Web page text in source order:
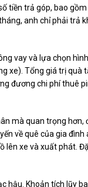
tiền trả góp, bao
anh chỉ phải trả
vay và lựa chọn
xe). Tổng giá trị quà
đương chi phí thuê
mà quan trọng hơn,
về quê của gia
lên xe và xuất phát.
hậu. Khoản tích lũy